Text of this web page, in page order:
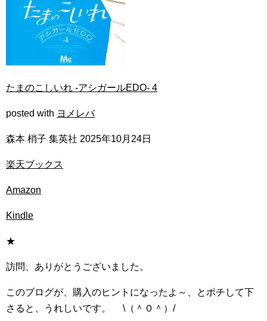
たまのこしいれ -アシガールEDO- 4
posted with ヨメレバ
森本 梢子 集英社 2025年10月24日
楽天ブックス
Amazon
Kindle
★
訪問、ありがとうございました。
このブログが、購入のヒントになったよ～、とポチして下
さると、うれしいです。 \（＾０＾）/